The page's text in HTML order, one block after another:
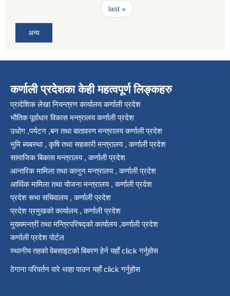
last »
अन्य
कर्णाली प्रदेशका केही महत्वपूर्ण लिङ्कहरु
प्रादेशिक लेखा नियन्त्रण कार्यालय कर्णाली प्रदेश
भौतिक पूर्वाधार विकास मन्त्रालय कर्णाली प्रदेश
उधोग ,पर्यटन ,बन तथा बातावरण मन्त्रालय कर्णाली प्रदेश
भुमि ब्यबस्था , कृषि तथा सहकारी मन्त्रालय , कर्णाली प्रदेश
सामाजिक बिकास मन्त्रालय , कर्णाली प्रदेश
आन्तरिक मामिला तथा कानुन मन्त्रालय , कर्णाली प्रदेश
आर्थिक मामिला तथा योजना मन्त्रालय , कर्णाली प्रदेश
प्रदेश सभा सचिवालय , कर्णाली प्रदेश
प्रदेश प्रमुखको कार्यालय , कर्णाली प्रदेश
मुख्यमन्त्री तथा मन्त्रिपरिषद्को कार्यालय ,कर्णाली प्रदेश
कर्णाली प्रदेश पोर्टल
स्थानीय तहको वेबसाइटको बिबरण हेर्न यहाँ click गर्नुहोस
ठेगाना परिवर्तन वारे थाहा पाउन यहाँ click गर्नुहोस